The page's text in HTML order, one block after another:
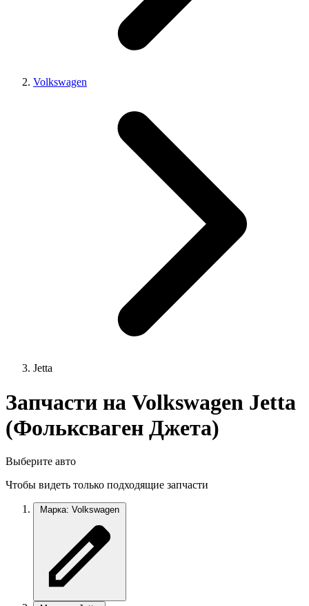
Volkswagen
Jetta
Запчасти на Volkswagen Jetta
(Фольксваген Джета)
Выберите авто
Чтобы видеть только подходящие запчасти
Марка: Volkswagen